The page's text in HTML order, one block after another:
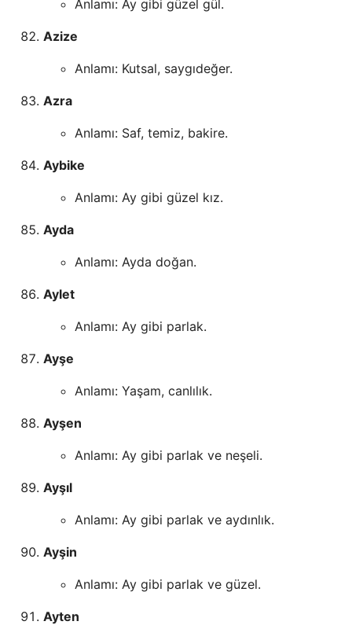
Anlamı: Ay gibi güzel gül.
Azize
Anlamı: Kutsal, saygıdeğer.
Azra
Anlamı: Saf, temiz, bakire.
Aybike
Anlamı: Ay gibi güzel kız.
Ayda
Anlamı: Ayda doğan.
Aylet
Anlamı: Ay gibi parlak.
Ayşe
Anlamı: Yaşam, canlılık.
Ayşen
Anlamı: Ay gibi parlak ve neşeli.
Ayşıl
Anlamı: Ay gibi parlak ve aydınlık.
Ayşin
Anlamı: Ay gibi parlak ve güzel.
Ayten